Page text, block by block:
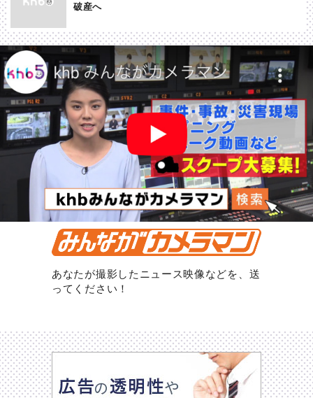
破産へ
あなたが撮影したニュース映像などを、送
ってください！